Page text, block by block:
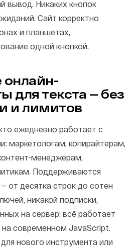
вывод. Никаких кнопок
Сайт корректно
и планшетах,
одной кнопкой.
онлайн-
для текста — без
и лимитов
ежедневно работает с
маркетологам, копирайтерам,
менеджерам,
Поддерживаются
от десятка строк до сотен
никакой подписки,
на сервер: всё работает
на современном JavaScript.
нового инструмента или